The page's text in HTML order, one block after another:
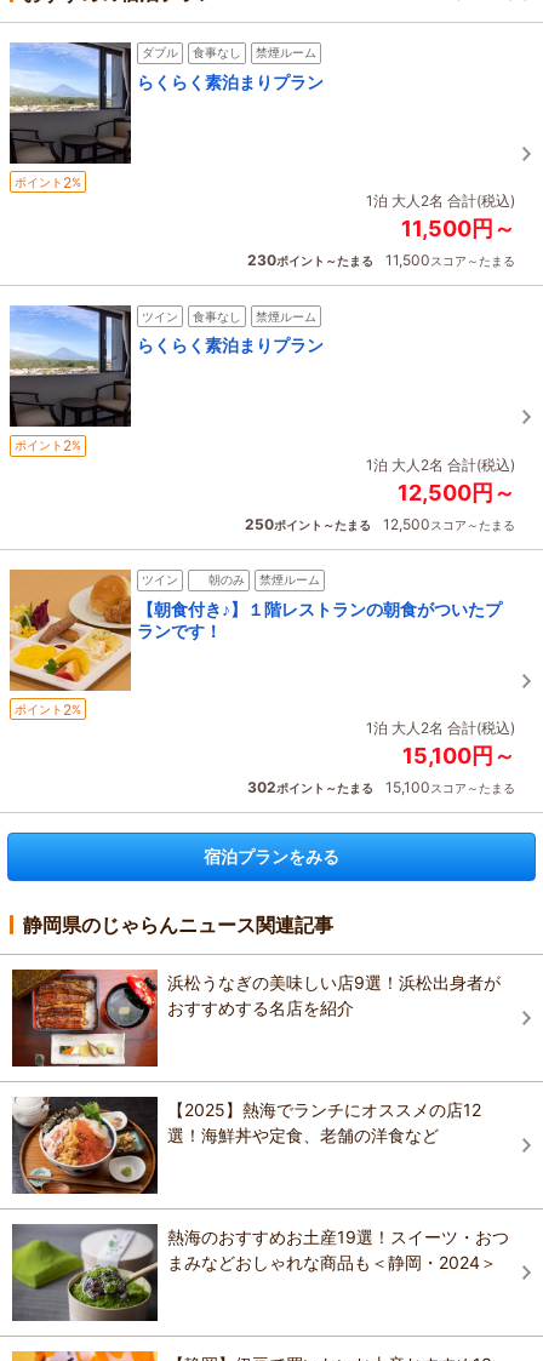
ダブル 食事なし 禁煙ルーム
らくらく素泊まりプラン
ポイント 2%
1泊 大人2名 合計(税込)
11,500円～
230ポイント～たまる 11,500スコア～たまる
ツイン 食事なし 禁煙ルーム
らくらく素泊まりプラン
ポイント 2%
1泊 大人2名 合計(税込)
12,500円～
250ポイント～たまる 12,500スコア～たまる
ツイン 朝のみ 禁煙ルーム
【朝食付き♪】１階レストランの朝食がついたプ
ランです！
ポイント 2%
1泊 大人2名 合計(税込)
15,100円～
302ポイント～たまる 15,100スコア～たまる
宿泊プランをみる
静岡県のじゃらんニュース関連記事
浜松うなぎの美味しい店9選！浜松出身者が
おすすめする名店を紹介
【2025】熱海でランチにオススメの店12
選！海鮮丼や定食、老舗の洋食など
熱海のおすすめお土産19選！スイーツ・おつ
まみなどおしゃれな商品も＜静岡・2024＞